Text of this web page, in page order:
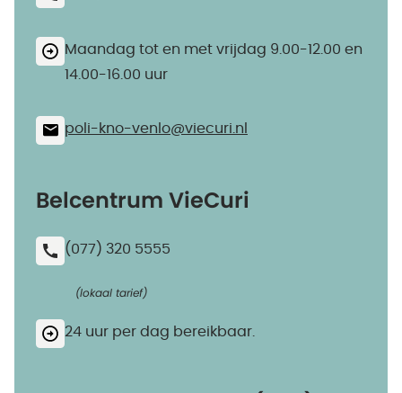
Maandag tot en met vrijdag 9.00-12.00 en
14.00-16.00 uur
poli-kno-venlo@​viecuri.nl
Belcentrum VieCuri
(077) 320 5555
(lokaal tarief)
24 uur per dag bereikbaar.